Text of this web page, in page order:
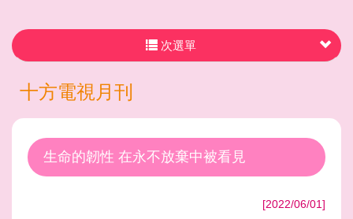
次選單
十方電視月刊
生命的韌性 在永不放棄中被看見
[2022/06/01]